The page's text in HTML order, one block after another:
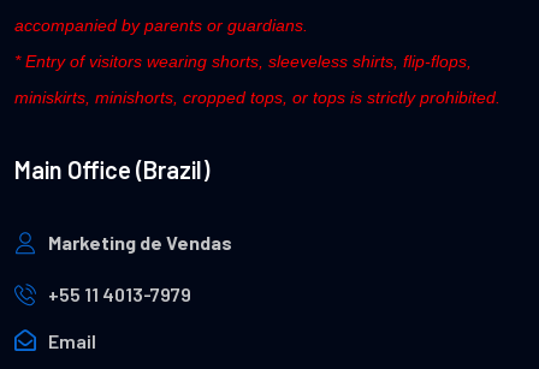
accompanied by parents or guardians.
* Entry of visitors wearing shorts, sleeveless shirts, flip-flops,
miniskirts, minishorts, cropped tops, or tops is strictly prohibited.
Main Office (Brazil)
Marketing de Vendas
+55 11 4013-7979
Email